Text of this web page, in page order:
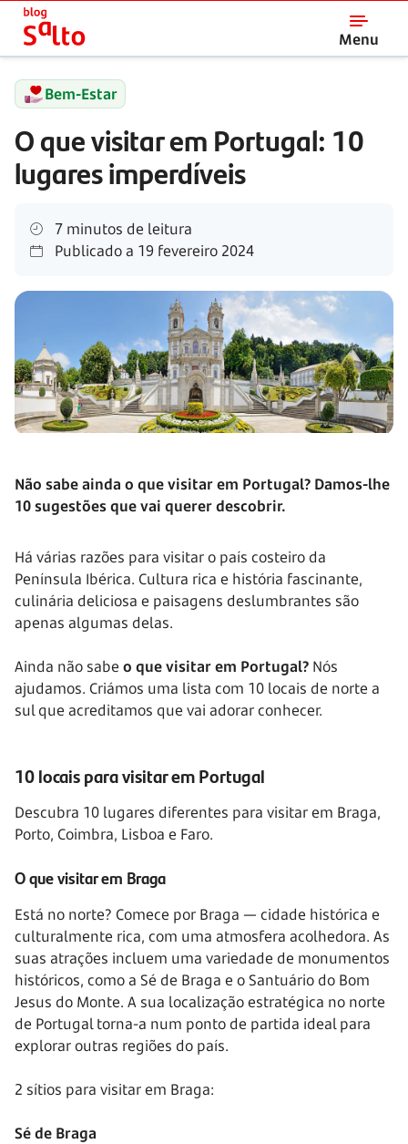
Menu
Salto
Bem-Estar
O que visitar em Portugal: 10
lugares imperdíveis
7 minutos de leitura
Publicado a 19 fevereiro 2024
Não sabe ainda o que visitar em Portugal? Damos-lhe
10 sugestões que vai querer descobrir.
Há várias razões para visitar o país costeiro da
Península Ibérica. Cultura rica e história fascinante,
culinária deliciosa e paisagens deslumbrantes são
apenas algumas delas.
Ainda não sabe o que visitar em Portugal? Nós
ajudamos. Criámos uma lista com 10 locais de norte a
sul que acreditamos que vai adorar conhecer.
10 locais para visitar em Portugal
Descubra 10 lugares diferentes para visitar em Braga,
Porto, Coimbra, Lisboa e Faro.
O que visitar em Braga
Está no norte? Comece por Braga — cidade histórica e
culturalmente rica, com uma atmosfera acolhedora. As
suas atrações incluem uma variedade de monumentos
históricos, como a Sé de Braga e o Santuário do Bom
Jesus do Monte. A sua localização estratégica no norte
de Portugal torna-a num ponto de partida ideal para
explorar outras regiões do país.
2 sítios para visitar em Braga:
Sé de Braga